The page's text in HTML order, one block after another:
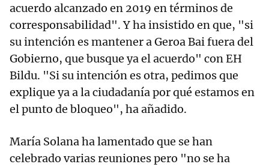
acuerdo alcanzado en 2019 en términos de
corresponsabilidad". Y ha insistido en que, "si
su intención es mantener a Geroa Bai fuera del
Gobierno, que busque ya el acuerdo" con EH
Bildu. "Si su intención es otra, pedimos que
explique ya a la ciudadanía por qué estamos en
el punto de bloqueo", ha añadido.
María Solana ha lamentado que se han
celebrado varias reuniones pero "no se ha